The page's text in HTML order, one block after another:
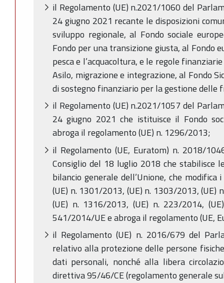
il Regolamento (UE) n.2021/1060 del
24 giugno 2021 recante le disposizioni
sviluppo regionale, al Fondo sociale
Fondo per una transizione giusta, al Fondo
pesca e l’acquacoltura, e le regole
Asilo, migrazione e integrazione, al Fondo
di sostegno finanziario per la gestione delle
il Regolamento (UE) n.2021/1057 del
24 giugno 2021 che istituisce il Fondo
abroga il regolamento (UE) n. 1296/2013;
il Regolamento (UE, Euratom) n. 2018/
Consiglio del 18 luglio 2018 che stabilisce
bilancio generale dell’Unione, che
(UE) n. 1301/2013, (UE) n. 1303/2013,
(UE) n. 1316/2013, (UE) n. 223/2014,
541/2014/UE e abroga il regolamento (UE,
il Regolamento (UE) n. 2016/679 del
relativo alla protezione delle persone
dati personali, nonché alla libera
direttiva 95/46/CE (regolamento generale